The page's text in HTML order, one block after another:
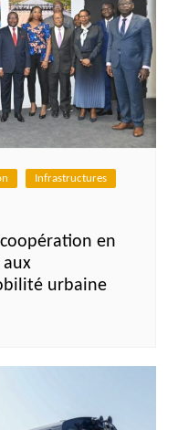
Infrastructures
en
urbaine